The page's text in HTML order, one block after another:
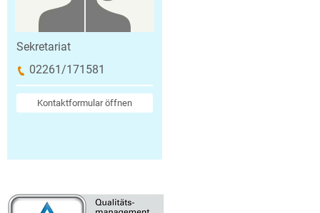
Sekretariat
02261/171581
Kontaktformular öffnen